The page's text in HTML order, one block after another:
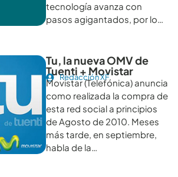
tecnología avanza con
pasos agigantados, por lo…
Tu, la nueva OMV de
Tuenti + Movistar
Redacción XF
Movistar (Telefónica) anuncia
como realizada la compra de
esta red social a principios
de Agosto de 2010. Meses
más tarde, en septiembre,
habla de la…